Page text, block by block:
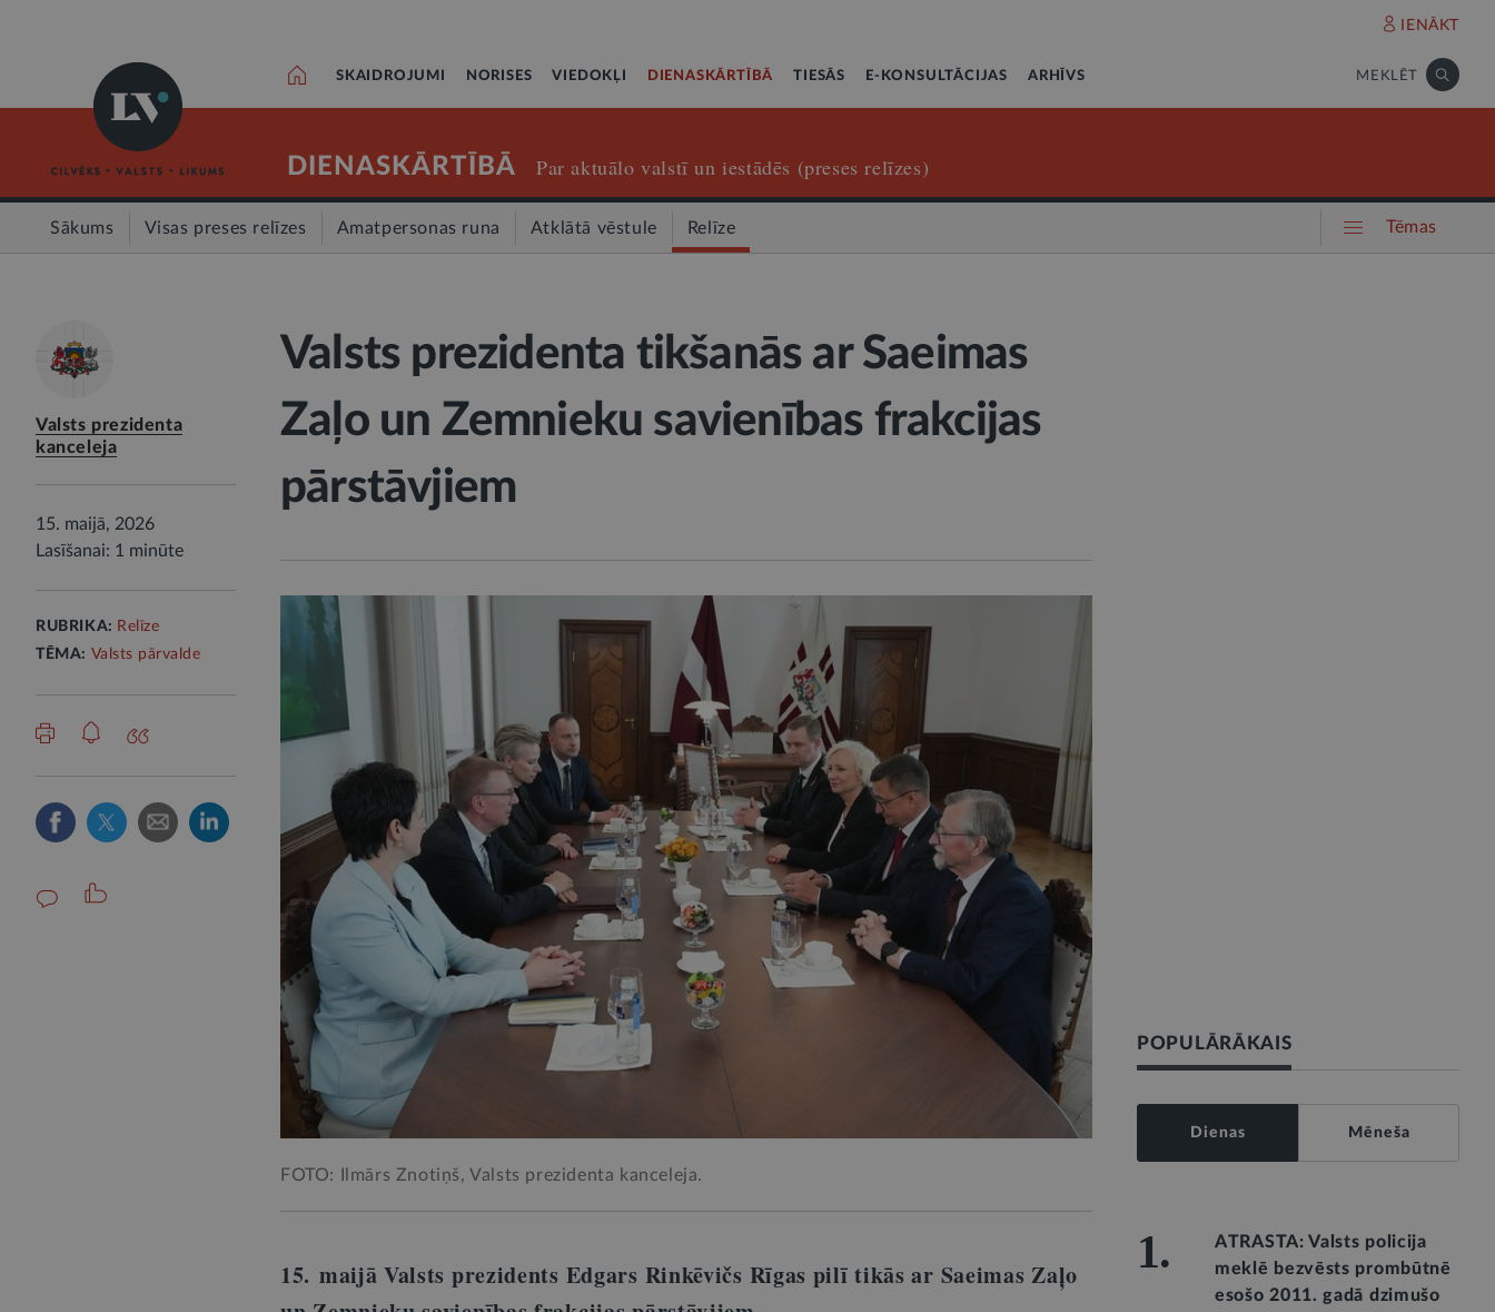
IENĀKT
SKAIDROJUMI NORISES VIEDOKĻI DIENASKĀRTĪBĀ TIESĀS E-KONSULTĀCIJAS ARHĪVS MEKLĒT
DIENASKĀRTĪBĀ Par aktuālo valstī un iestādēs (preses relīzes)
Sākums Visas preses relīzes Amatpersonas runa Atklātā vēstule Relīze Tēmas
Valsts prezidenta
kanceleja
15. maijā, 2026
Lasīšanai: 1 minūte
RUBRIKA: Relīze
TĒMA: Valsts pārvalde
Valsts prezidenta tikšanās ar Saeimas
Zaļo un Zemnieku savienības frakcijas
pārstāvjiem
FOTO: Ilmārs Znotiņš, Valsts prezidenta kanceleja.
15. maijā Valsts prezidents Edgars Rinkēvičs Rīgas pilī tikās ar Saeimas Zaļo
POPULĀRĀKAIS
Dienas Mēneša
1.
ATRASTA: Valsts policija
meklē bezvēsts prombūtnē
esošo 2011. gadā dzimušo